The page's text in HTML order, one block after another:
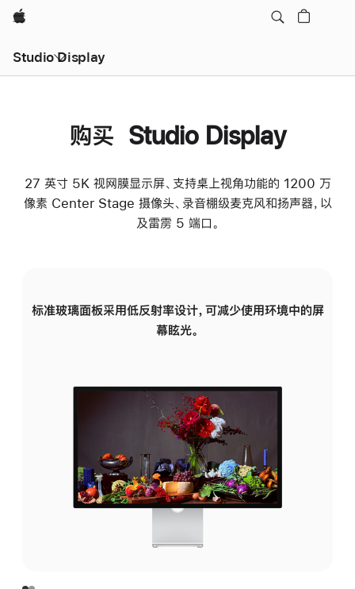
Apple
Studio Display
购买 Studio Display
27 英寸 5K 视网膜显示屏、支持桌上视角功能的 1200 万
像素 Center Stage 摄像头、录音棚级麦克风和扬声器，以
及雷雳 5 端口。
标准玻璃面板采用低反射率设计，可减少使用环境中的屏
幕眩光。